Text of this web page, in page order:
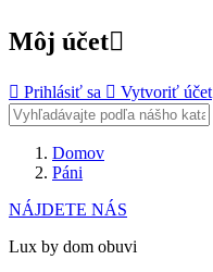
Môj účet
 Prihlásiť sa  Vytvoriť účet
Domov
Páni
NÁJDETE NÁS
Lux by dom obuvi